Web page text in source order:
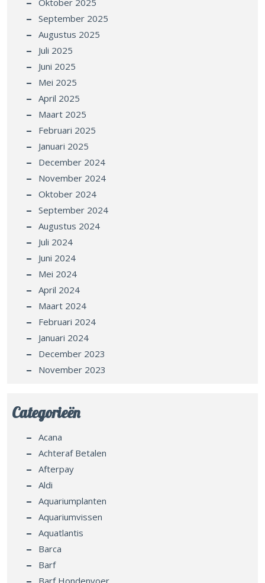
September 2025
Augustus 2025
Juli 2025
Juni 2025
Mei 2025
April 2025
Maart 2025
Februari 2025
Januari 2025
December 2024
November 2024
Oktober 2024
September 2024
Augustus 2024
Juli 2024
Juni 2024
Mei 2024
April 2024
Maart 2024
Februari 2024
Januari 2024
December 2023
November 2023
Acana
Achteraf Betalen
Afterpay
Aldi
Aquariumplanten
Aquariumvissen
Aquatlantis
Barca
Barf
Barf Hondenvoer